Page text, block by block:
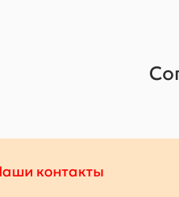
контакты